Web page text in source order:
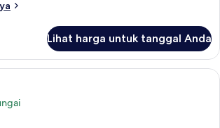
Lihat harga untuk tanggal Anda
Kabin | Dapur pribadi | Mesin